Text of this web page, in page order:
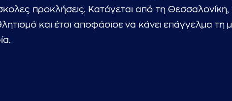
προκλήσεις. Κατάγεται από τη Θεσσαλονίκη,
και έτσι αποφάσισε να κάνει επάγγελμα τη